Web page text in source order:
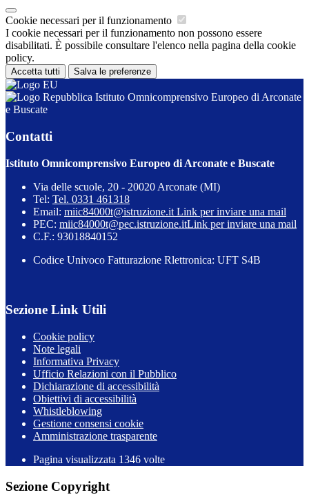
Cookie necessari per il funzionamento
I cookie necessari per il funzionamento non possono essere
disabilitati. È possibile consultare l'elenco nella pagina della cookie
policy.
Accetta tutti Salva le preferenze
Istituto Omnicomprensivo Europeo di Arconate
e Buscate
Contatti
Istituto Omnicomprensivo Europeo di Arconate e Buscate
Via delle scuole, 20 - 20020 Arconate (MI)
Tel: Tel. 0331 461318
Email: miic84000t@istruzione.it Link per inviare una mail
PEC: miic84000t@pec.istruzione.itLink per inviare una mail
C.F.: 93018840152
Codice Univoco Fatturazione Rlettronica: UFT S4B
Sezione Link Utili
Cookie policy
Note legali
Informativa Privacy
Ufficio Relazioni con il Pubblico
Dichiarazione di accessibilità
Obiettivi di accessibilità
Whistleblowing
Gestione consensi cookie
Amministrazione trasparente
Pagina visualizzata 1346 volte
Sezione Copyright